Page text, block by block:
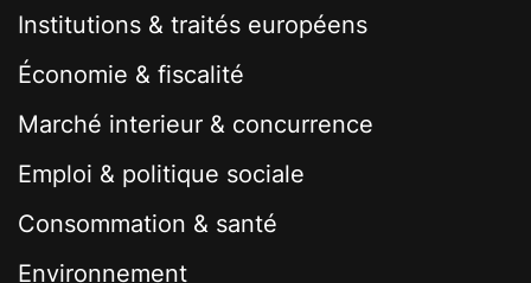
Institutions & traités européens
Économie & fiscalité
Marché interieur & concurrence
Emploi & politique sociale
Consommation & santé
Environnement